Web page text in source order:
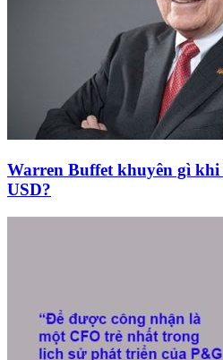
Warren Buffet khuyên gì
USD?